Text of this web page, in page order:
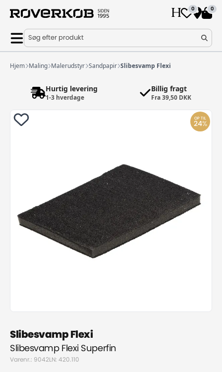
0 0
Søg efter produkt
Hjem Maling Malerudstyr Sandpapir Slibesvamp Flexi
Hurtig levering
1-3 hverdage
Billig fragt
Fra 39,50 DKK
OP TIL
24%
Slibesvamp Flexi
Slibesvamp Flexi Superfin
Varenr.: 9042LN: 420.110